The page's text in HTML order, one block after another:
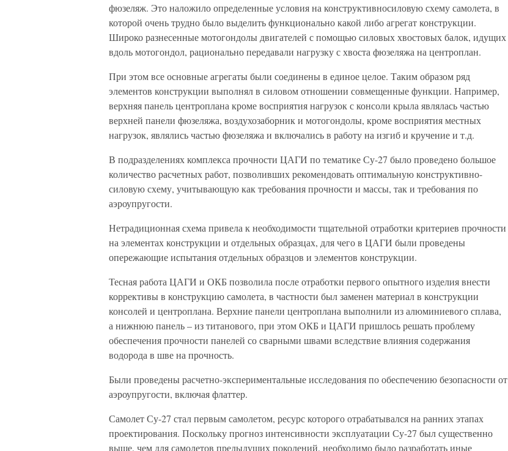
фюзеляж. Это наложило определенные условия на конструктивносиловую схему самолета, в
которой очень трудно было выделить функционально какой либо агрегат конструкции.
Широко разнесенные мотогондолы двигателей с помощью силовых хвостовых балок, идущих
вдоль мотогондол, рационально передавали нагрузку с хвоста фюзеляжа на центроплан.
При этом все основные агрегаты были соединены в единое целое. Таким образом ряд
элементов конструкции выполнял в силовом отношении совмещенные функции. Например,
верхняя панель центроплана кроме восприятия нагрузок с консоли крыла являлась частью
верхней панели фюзеляжа, воздухозаборник и мотогондолы, кроме восприятия местных
нагрузок, являлись частью фюзеляжа и включались в работу на изгиб и кручение и т.д.
В подразделениях комплекса прочности ЦАГИ по тематике Су-27 было проведено большое
количество расчетных работ, позволивших рекомендовать оптимальную конструктивно-
силовую схему, учитывающую как требования прочности и массы, так и требования по
аэроупругости.
Нетрадиционная схема привела к необходимости тщательной отработки критериев прочности
на элементах конструкции и отдельных образцах, для чего в ЦАГИ были проведены
опережающие испытания отдельных образцов и элементов конструкции.
Тесная работа ЦАГИ и ОКБ позволила после отработки первого опытного изделия внести
коррективы в конструкцию самолета, в частности был заменен материал в конструкции
консолей и центроплана. Верхние панели центроплана выполнили из алюминиевого сплава,
а нижнюю панель – из титанового, при этом ОКБ и ЦАГИ пришлось решать проблему
обеспечения прочности панелей со сварными швами вследствие влияния содержания
водорода в шве на прочность.
Были проведены расчетно-экспериментальные исследования по обеспечению безопасности от
аэроупругости, включая флаттер.
Самолет Су-27 стал первым самолетом, ресурс которого отрабатывался на ранних этапах
проектирования. Поскольку прогноз интенсивности эксплуатации Су-27 был существенно
выше, чем для самолетов предыдущих поколений, необходимо было разработать иные